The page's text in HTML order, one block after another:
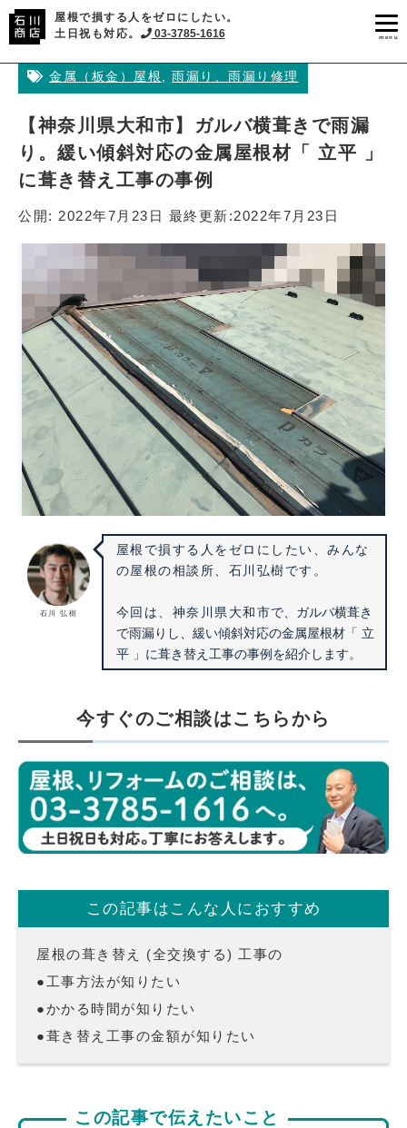
屋根で損する人をゼロにしたい。
土日祝も対応。
03-3785-1616 menu
金属（板金）屋根 , 雨漏り、雨漏り修理
【神奈川県大和市】ガルバ横葺きで雨漏
り。緩い傾斜対応の金属屋根材「 立平 」
に葺き替え工事の事例
公開: 2022年7月23日 最終更新:2022年7月23日
石川 弘樹
屋根で損する人をゼロにしたい、みんな
の屋根の相談所、石川弘樹です。
今回は、神奈川県大和市で、ガルバ横葺き
で雨漏りし、緩い傾斜対応の金属屋根材「 立
平 」に葺き替え工事の事例を紹介します。
今すぐのご相談はこちらから
この記事はこんな人におすすめ
屋根の葺き替え (全交換する) 工事の
●工事方法が知りたい
●かかる時間が知りたい
●葺き替え工事の金額が知りたい
この記事で伝えたいこと